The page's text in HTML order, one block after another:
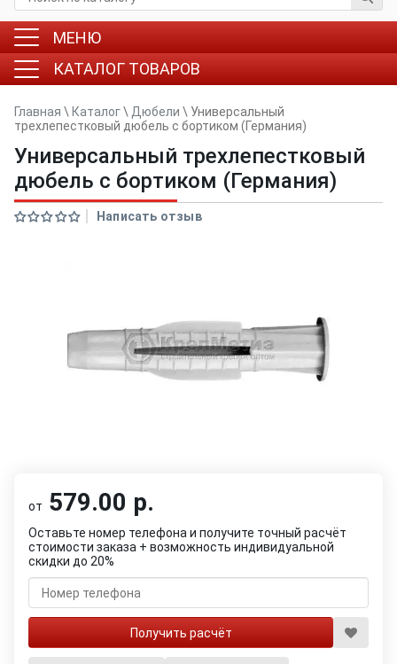
МЕНЮ
КАТАЛОГ ТОВАРОВ
Главная \ Каталог\ Дюбели \ Универсальный
трехлепестковый дюбель с бортиком (Германия)
Универсальный трехлепестковый
дюбель с бортиком (Германия)
Написать отзыв
от 579.00 р.
Оставьте номер телефона и получите точный расчёт
стоимости заказа + возможность индивидуальной
скидки до 20%